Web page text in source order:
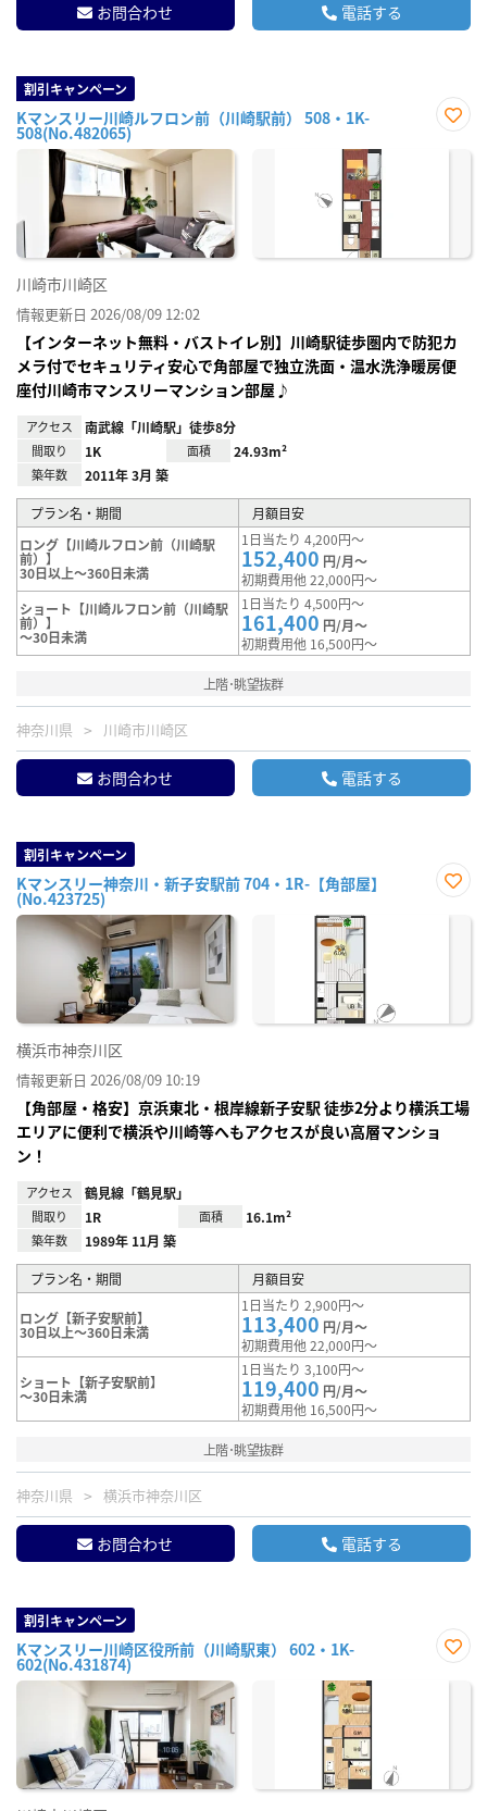
お問合わせ 電話する
割引キャンペーン
Kマンスリー川崎ルフロン前（川崎駅前） 508・1K-
508(No.482065)
に入
川崎市川崎区
情報更新日 2026/08/09 12:02
【インターネット無料・バストイレ別】川崎駅徒歩圏内で防犯カ
メラ付でセキュリティ安心で角部屋で独立洗面・温水洗浄暖房便
座付川崎市マンスリーマンション部屋♪
アクセス 南武線「川崎駅」徒歩8分
間取り 1K 面積 24.93m²
築年数 2011年 3月 築
プラン名・期間
月額目安
ロング【川崎ルフロン前（川崎駅
前）】
30日以上～360日未満
1日当たり 4,200円～
152,400 円/月～
初期費用他 22,000円～
ショート【川崎ルフロン前（川崎駅
前）】
～30日未満
1日当たり 4,500円～
161,400 円/月～
初期費用他 16,500円～
上階･眺望抜群
神奈川県 川崎市川崎区
お問合わせ 電話する
割引キャンペーン
Kマンスリー神奈川・新子安駅前 704・1R-【角部屋】
(No.423725)
に入
横浜市神奈川区
情報更新日 2026/08/09 10:19
【角部屋・格安】京浜東北・根岸線新子安駅 徒歩2分より横浜工場
エリアに便利で横浜や川崎等へもアクセスが良い高層マンショ
ン！
アクセス 鶴見線「鶴見駅」
間取り 1R 面積 16.1m²
築年数 1989年 11月 築
プラン名・期間 月額目安
ロング【新子安駅前】
30日以上～360日未満
1日当たり 2,900円～
113,400 円/月～
初期費用他 22,000円～
ショート【新子安駅前】
～30日未満
1日当たり 3,100円～
119,400 円/月～
初期費用他 16,500円～
上階･眺望抜群
神奈川県 横浜市神奈川区
お問合わせ 電話する
割引キャンペーン
Kマンスリー川崎区役所前（川崎駅東） 602・1K-
602(No.431874)
に入